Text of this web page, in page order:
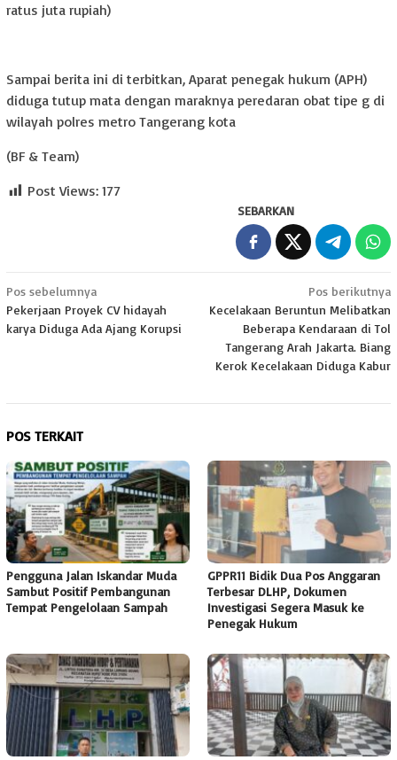
ratus juta rupiah)
Sampai berita ini di terbitkan, Aparat penegak hukum (APH)
diduga tutup mata dengan maraknya peredaran obat tipe g di
wilayah polres metro Tangerang kota
(BF & Team)
Post Views: 177
SEBARKAN
Navigasi
pos
Pos sebelumnya
Pekerjaan Proyek CV hidayah
karya Diduga Ada Ajang Korupsi
Pos berikutnya
Kecelakaan Beruntun Melibatkan
Beberapa Kendaraan di Tol
Tangerang Arah Jakarta. Biang
Kerok Kecelakaan Diduga Kabur
POS TERKAIT
Pengguna Jalan Iskandar Muda
Sambut Positif Pembangunan
Tempat Pengelolaan Sampah
GPPR11 Bidik Dua Pos Anggaran
Terbesar DLHP, Dokumen
Investigasi Segera Masuk ke
Penegak Hukum